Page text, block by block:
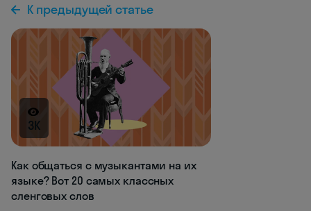
К предыдущей статье
3K
Как общаться с музыкантами на их
языке? Вот 20 самых классных
сленговых слов